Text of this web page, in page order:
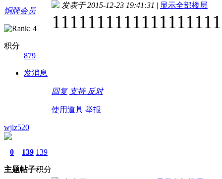
铜牌会员
积分
879
发消息
发表于 2015-12-23 19:41:31 | 显示全部楼层
回复 支持 反对
使用道具 举报
wjlz520
0
主题
139
帖子
139
积分